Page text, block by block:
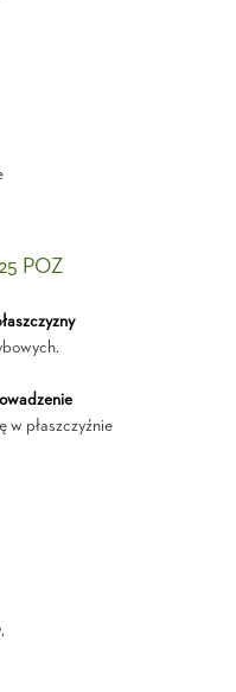
POZ
w płaszczyźnie